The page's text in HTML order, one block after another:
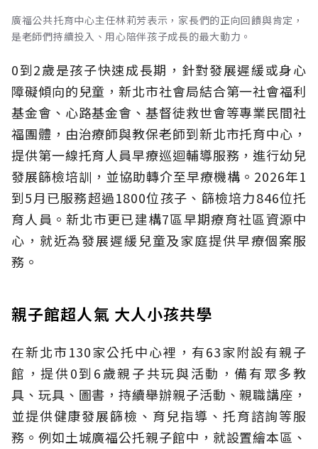
廣福公共托育中心主任林莉芳表示，家長們的正向回饋與肯定，
是老師們持續投入、用心陪伴孩子成長的最大動力。
0到2歲是孩子快速成長期，針對發展遲緩或身心
障礙傾向的兒童，新北市社會局結合第一社會福利
基金會、心路基金會、基督徒救世會等專業民間社
福團體，由治療師與教保老師到新北市托育中心，
提供第一線托育人員早療巡迴輔導服務，進行幼兒
發展篩檢培訓，並協助轉介至早療機構。2026年1
到5月已服務超過1800位孩子、篩檢培力846位托
育人員。新北市更已建構7區早期療育社區資源中
心，就近為發展遲緩兒童及家庭提供早療個案服
務。
親子館超人氣 大人小孩共學
在新北市130家公托中心裡，有63家附設有親子
館，提供0到6歲親子共玩與活動，備有眾多教
具、玩具、圖書，持續舉辦親子活動、親職講座，
並提供健康發展篩檢、育兒指導、托育諮詢等服
務。例如土城廣福公托親子館中，就設置繪本區、